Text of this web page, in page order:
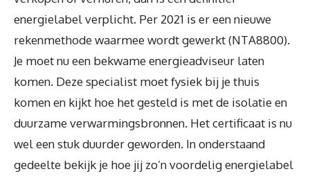
energielabel verplicht. Per 2021 is er een nieuwe
rekenmethode waarmee wordt gewerkt (NTA8800).
Je moet nu een bekwame energieadviseur laten
komen. Deze specialist moet fysiek bij je thuis
komen en kijkt hoe het gesteld is met de isolatie en
duurzame verwarmingsbronnen. Het certificaat is nu
wel een stuk duurder geworden. In onderstaand
gedeelte bekijk je hoe jij zo’n voordelig energielabel